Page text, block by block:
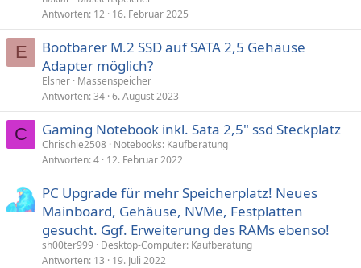
Antworten 12 16. Februar 2025
E
Bootbarer M.2 SSD auf SATA 2,5 Gehäuse
Adapter möglich?
Elsner Massenspeicher
Antworten 34 6. August 2023
C Gaming Notebook inkl. Sata 2,5" ssd Steckplatz
Chrischie2508 Notebooks: Kaufberatung
Antworten 4 12. Februar 2022
PC Upgrade für mehr Speicherplatz! Neues
Mainboard, Gehäuse, NVMe, Festplatten
gesucht. Ggf. Erweiterung des RAMs ebenso!
sh00ter999
Desktop-Computer: Kaufberatung
Antworten 13 19. Juli 2022